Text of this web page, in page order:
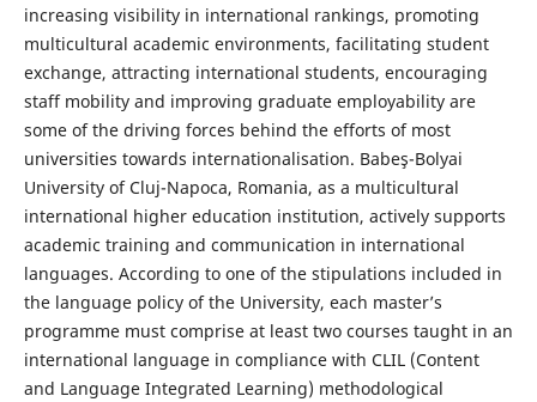
increasing visibility in international rankings, promoting
multicultural academic environments, facilitating student
exchange, attracting international students, encouraging
staff mobility and improving graduate employability are
some of the driving forces behind the efforts of most
universities towards internationalisation. Babeş-Bolyai
University of Cluj-Napoca, Romania, as a multicultural
international higher education institution, actively supports
academic training and communication in international
languages. According to one of the stipulations included in
the language policy of the University, each master’s
programme must comprise at least two courses taught in an
international language in compliance with CLIL (Content
and Language Integrated Learning) methodological